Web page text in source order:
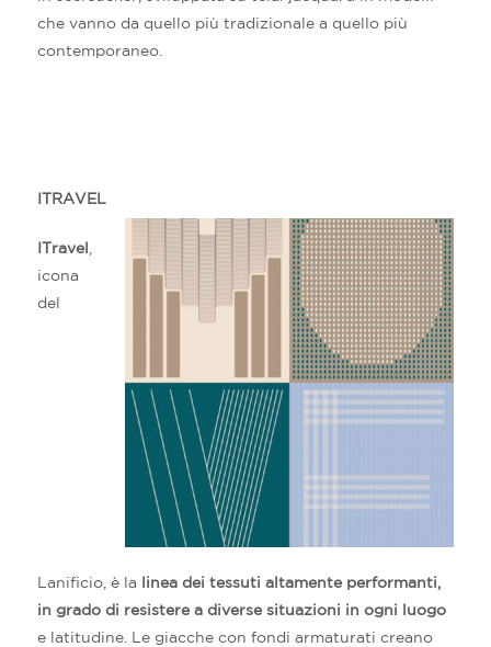
che vanno da quello più tradizionale a quello più
contemporaneo.
ITRAVEL
ITravel
icona
del
Lanificio, è la linea dei tessuti altamente performanti,
in grado di resistere a diverse situazioni in ogni luogo
e latitudine. Le giacche con fondi armaturati creano